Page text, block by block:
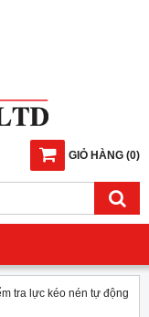
GIỎ HÀNG (0)
tra lực kéo nén tự động